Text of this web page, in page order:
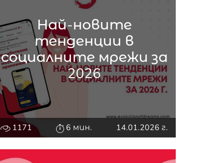
Най-новите
тенденции в
социалните мрежи за
2026
1171 6 мин. 14.01.2026 г.